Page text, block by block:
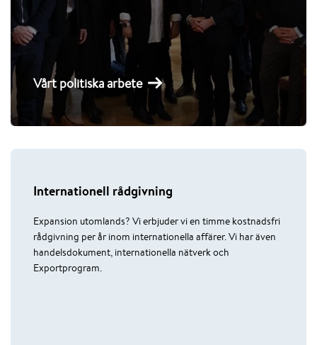
Vårt politiska arbete
Internationell rådgivning
Expansion utomlands? Vi erbjuder vi en timme kostnadsfri
rådgivning per år inom internationella affärer. Vi har även
handelsdokument, internationella nätverk och
Exportprogram.